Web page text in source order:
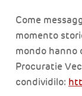
Come
momento
mondo hanno
Procuratie
condividilo: